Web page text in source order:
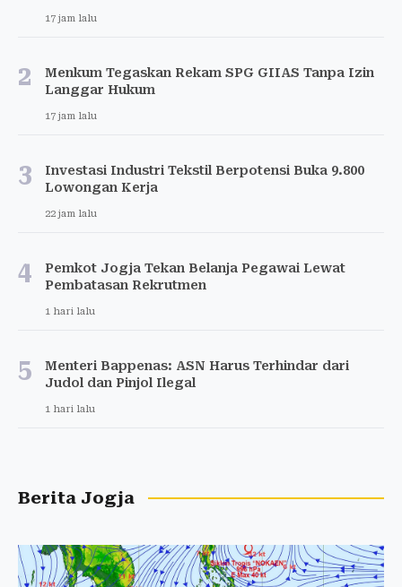
17 jam lalu
2
Menkum Tegaskan Rekam SPG GIIAS Tanpa Izin
Langgar Hukum
17 jam lalu
3
Investasi Industri Tekstil Berpotensi Buka 9.800
Lowongan Kerja
22 jam lalu
4
Pemkot Jogja Tekan Belanja Pegawai Lewat
Pembatasan Rekrutmen
1 hari lalu
5
Menteri Bappenas: ASN Harus Terhindar dari
Judol dan Pinjol Ilegal
1 hari lalu
Berita Jogja